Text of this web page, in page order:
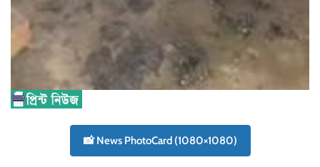
📸 News PhotoCard (1080×1080)